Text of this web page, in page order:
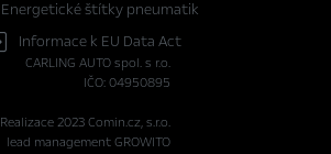
Energetické štítky pneumatik
Informace k EU Data Act
CARLING AUTO spol. s r.o.
IČO: 04950895
Realizace 2023 Comin.cz, s.r.o.
lead management GROWITO